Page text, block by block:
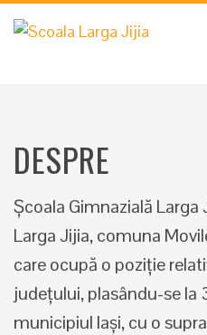
DESPRE
Școala Gimnazială
Larga Jijia, comuna
care ocupă o poziție
județului, plasându-se la
municipiul Iași, cu o